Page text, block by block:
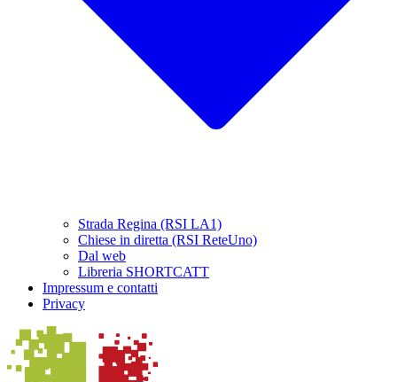
Strada Regina (RSI LA1)
Chiese in diretta (RSI ReteUno)
Dal web
Libreria SHORTCATT
Impressum e contatti
Privacy